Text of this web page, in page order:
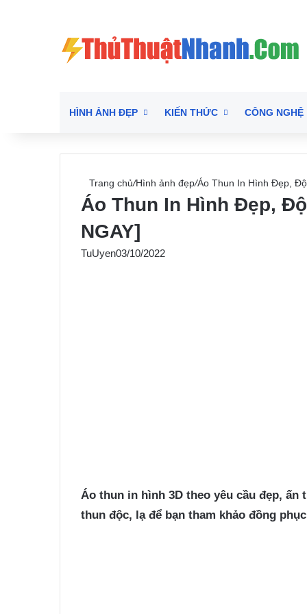
HÌNH ẢNH ĐẸP KIẾN THỨC CÔNG NGHỆ
Trang chủ/Hình ảnh đẹp/Áo Thun In Hình Đẹp,
Áo Thun In Hình Đẹp,
NGAY]
TuUyen03/10/2022
Áo thun in hình 3D theo yêu cầu đẹp,
thun độc, lạ để bạn tham khảo đồng